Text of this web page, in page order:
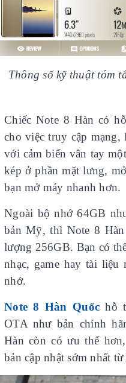
Thông số kỹ thuật tóm
Chiếc Note 8 Hàn có
cho việc truy cập
với cảm biến vân tay
kép ở phần mặt lưng,
bạn mở máy nhanh hơn.
Ngoài bộ nhớ 64GB
bản Mỹ, thì Note 8
lượng 256GB. Bạn có
nhạc, game hay tài liệu
nhớ.
Note 8 Hàn Quốc hỗ
OTA như bản chính
Hàn còn có ưu thế
bản cập nhật sớm nhất từ